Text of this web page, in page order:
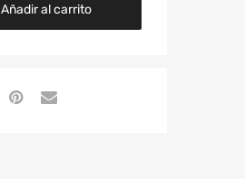
Añadir al carrito